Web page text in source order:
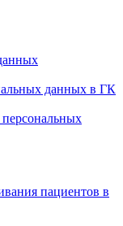
данных в ГК
пациентов в